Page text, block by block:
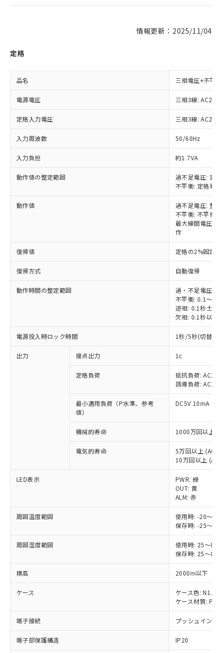
情報更新：2025/11/04
定格
品名 三相電圧+不平
電源電圧 三相3線:
定格入力電圧 三相3線:
入力周波数 50/60Hz
入力負担 約1.7VA
動作値の整定範囲
過不足電圧: 定
不平衡: 定格電
動作値
過不足電圧: 整
不平衡: 不平衡
最大線間電圧-
作
復帰値 定格の2%固定
復帰方式 自動復帰
動作時間の整定範囲
過・不足電圧:
不平衡: 0.1～30
逆相: 0.1秒
欠相: 0.1秒以下
電源投入時ロック時間 1秒/5秒(切替)
出力 接点出力 1c
定格負荷
抵抗負荷:
誘導負荷:
最小適用負荷（P水準、参考
値）
DC5V 10mA
機械的寿命 1000万回以上
電気的寿命
5万回以上
10万回以上
LED表示
PWR: 緑
OUT: 黄
ALM: 赤
周囲温度範囲
使用時: -20～
保存時: -25～
周囲湿度範囲
使用時: 25～
保存時: 25～
標高 2000m以下
ケース
ケース色: N1.5
ケース材質: PC
端子接続 プッシュイン
端子部保護構造 IP20
以下の条件をお読みいただき、同意のうえ
本サービスは、当社制御機器事業取扱
商品の当社在庫状況および標準価格
当社制御機器事業取扱商品の中には、
本サービスの対象外となる商品もある
在庫状況および標準価格照会結果は、
記載している更新日時点での社内デー
タに基づき作成されるものであり、閲
※1 対応状況
対応済み：EU RoHS指令（10物質）の
非含有に対応した製品が提供可能な商品で
対応予定：EU RoHS指令（10物質）の非含
有に対応した製品に切り替える予定のある
対応予定なし：EU RoHS指令（10物質）の
非含有に非対応の商品で、対応品を出す予
調査・確認中：EU RoHS指令（10物質）の
非含有の対応状況を調査中または確認中の
仕入先様の事情により、非含有部品として
いたものが、含有品と判明した場合などや
むを得ず変更することがあります。
*EU RoHS指令（10物質）：
鉛(Pb) 1000ppm以下、 水銀(Hg) 1000ppm以下、 カド
「○」：最大均質材料含有率が中国RoHSの
「×」：最大均質材料含有率が中国RoHSの
「－」：未確認です。当社販売部門へお問
当社は、これら貴社製品のうち、外国
（以下｢規制貨物等」という）を輸出
または国外への提供する場合は、日本